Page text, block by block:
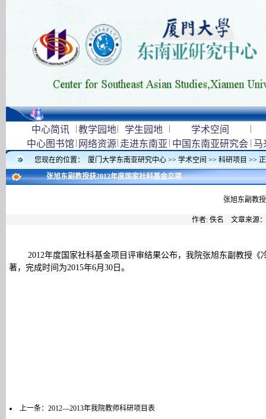
中心简讯 |教学园地| 学生园地 | 学术空间 |
中心图书馆 | 网络资源| 走进东南亚 | 中国东南亚研究会 | 马
您现在的位置： 厦门大学东南亚研究中心 >> 学术空间 >> 科研项目 >>
张旭东副教授获2012年度国家社科基金立项
张旭东副教
作者: 佚名 文章来源
2012年度国家社科基金项目评审结果公布，我院张旭东副教授
著，完成时间为2015年6月30日。
上一条： 2012—2013年我院教师科研项目表